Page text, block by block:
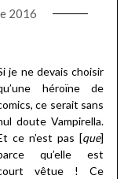
2016
je ne devais choisir
héroïne de
ce serait sans
doute Vampirella.
ce n’est pas [que]
qu’elle est
vêtue ! Ce